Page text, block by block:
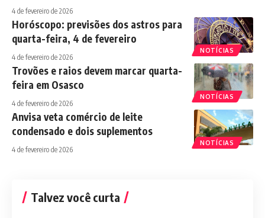
4 de fevereiro de 2026
NOTÍCIAS
Horóscopo: previsões dos astros para
quarta-feira, 4 de fevereiro
4 de fevereiro de 2026
NOTÍCIAS
Trovões e raios devem marcar quarta-
feira em Osasco
4 de fevereiro de 2026
NOTÍCIAS
Anvisa veta comércio de leite
condensado e dois suplementos
4 de fevereiro de 2026
Talvez você curta